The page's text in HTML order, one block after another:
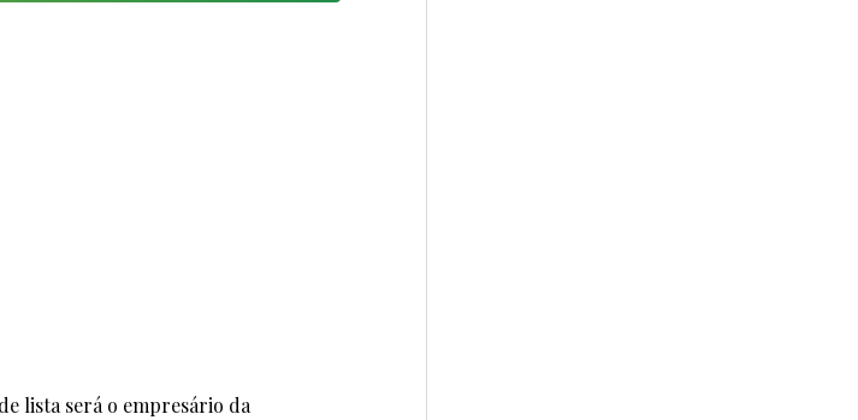
lista será o empresário da